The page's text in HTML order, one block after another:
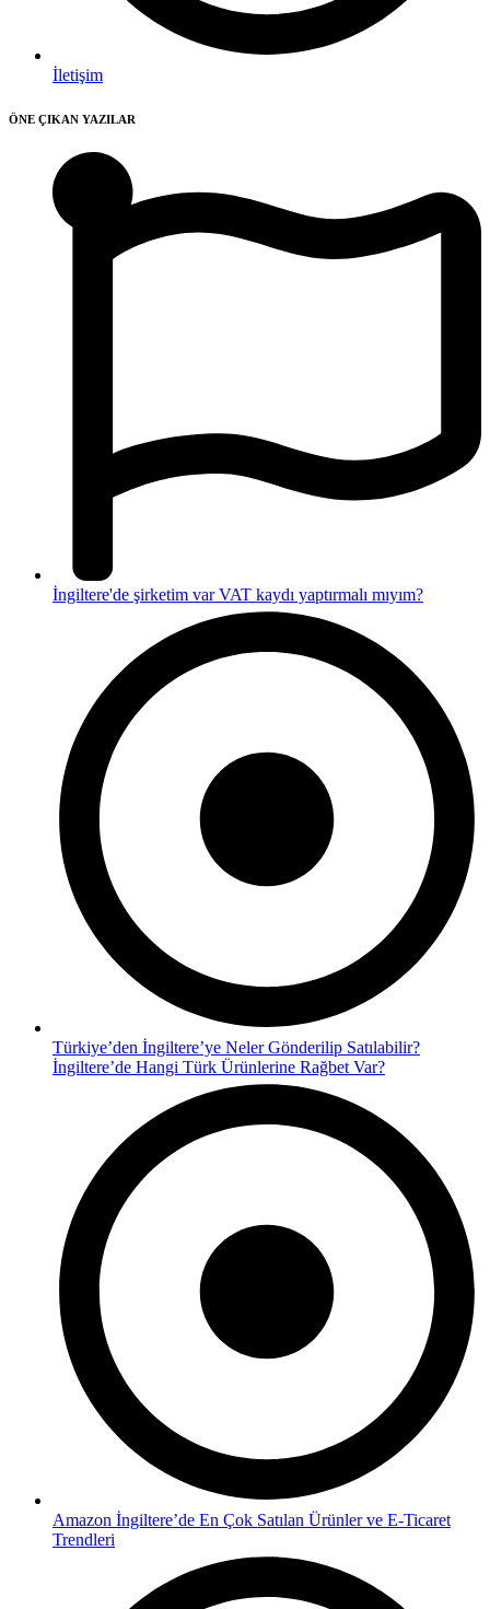
İletişim
ÖNE ÇIKAN YAZILAR
İngiltere'de şirketim var VAT kaydı yaptırmalı mıyım?
Türkiye’den İngiltere’ye Neler Gönderilip Satılabilir?
İngiltere’de Hangi Türk Ürünlerine Rağbet Var?
Amazon İngiltere’de En Çok Satılan Ürünler ve E-Ticaret
Trendleri